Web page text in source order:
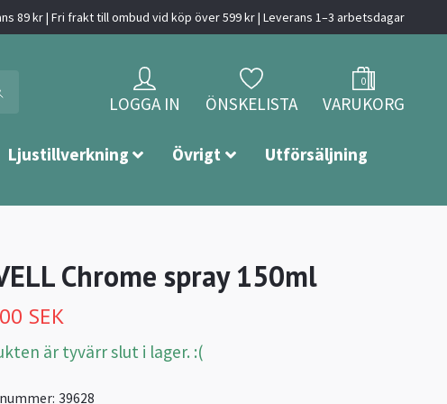
89 kr | Fri frakt till ombud vid köp över 599 kr | Leverans 1–3 arbetsdagar
LOGGA IN ÖNSKELISTA
0
VARUKORG
Ljustillverkning Övrigt Utförsäljning
Chrome spray 150ml
SEK
är tyvärr slut i lager. :(
39628